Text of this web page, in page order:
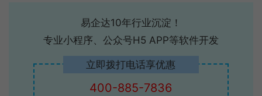
易企达10年行业沉淀！
专业小程序、公众号H5 APP等软件开发
立即拨打电话享优惠
400-885-7836